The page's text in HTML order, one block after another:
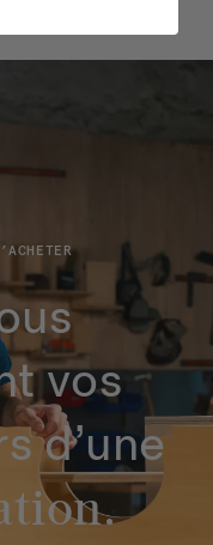
vos
d’une